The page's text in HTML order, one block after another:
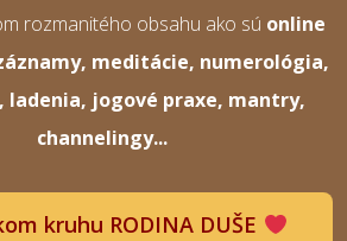
rozmanitého obsahu ako sú online
meditácie, numerológia,
ladenia, jogové praxe, mantry,
channelingy...
kruhu RODINA DUŠE